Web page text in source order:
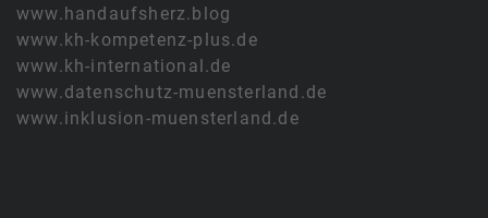
www.handaufsherz.blog
www.kh-kompetenz-plus.de
www.kh-international.de
www.datenschutz-muensterland.de
www.inklusion-muensterland.de